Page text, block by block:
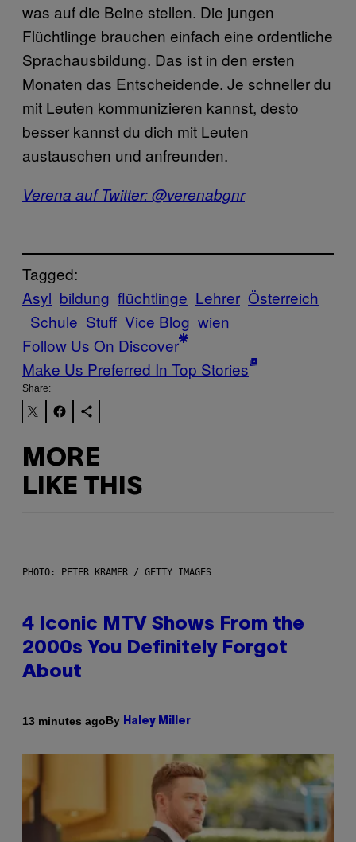
was auf die Beine stellen. Die jungen
Flüchtlinge brauchen einfach eine ordentliche
Sprachausbildung. Das ist in den ersten
Monaten das Entscheidende. Je schneller du
mit Leuten kommunizieren kannst, desto
besser kannst du dich mit Leuten
austauschen und anfreunden.
Verena auf Twitter: @verenabgnr
Tagged:
Asyl bildung flüchtlinge Lehrer Österreich
Schule Stuff Vice Blog wien
Follow Us On Discover
Make Us Preferred In Top Stories
Share:
MORE
LIKE THIS
PHOTO: PETER KRAMER / GETTY IMAGES
4 Iconic MTV Shows From the
2000s You Definitely Forgot
About
13 minutes agoBy Haley Miller